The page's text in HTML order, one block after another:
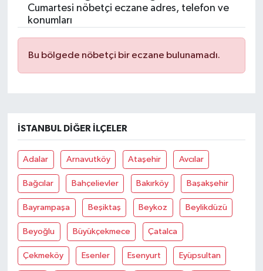
Cumartesi nöbetçi eczane adres, telefon ve
konumları
Bu bölgede nöbetçi bir eczane bulunamadı.
İSTANBUL DIĞER İLÇELER
Adalar Arnavutköy Ataşehir Avcılar
Bağcılar Bahçelievler Bakırköy Başakşehir
Bayrampaşa Beşiktaş Beykoz Beylikdüzü
Beyoğlu Büyükçekmece Çatalca
Çekmeköy Esenler Esenyurt Eyüpsultan